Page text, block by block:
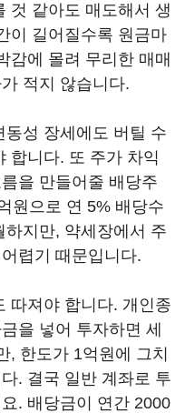
것 같아도 매도해서 생
이 길어질수록 원금마
감에 몰려 무리한 매매
적지 않습니다.
성 장세에도 버틸 수
합니다. 또 주가 차익
을 만들어줄 배당주
원으로 연 5% 배당수
지만, 약세장에서 주
렵기 때문입니다.
따져야 합니다. 개인종
을 넣어 투자하면 세
, 한도가 1억원에 그치
. 결국 일반 계좌로 투
. 배당금이 연간 2000